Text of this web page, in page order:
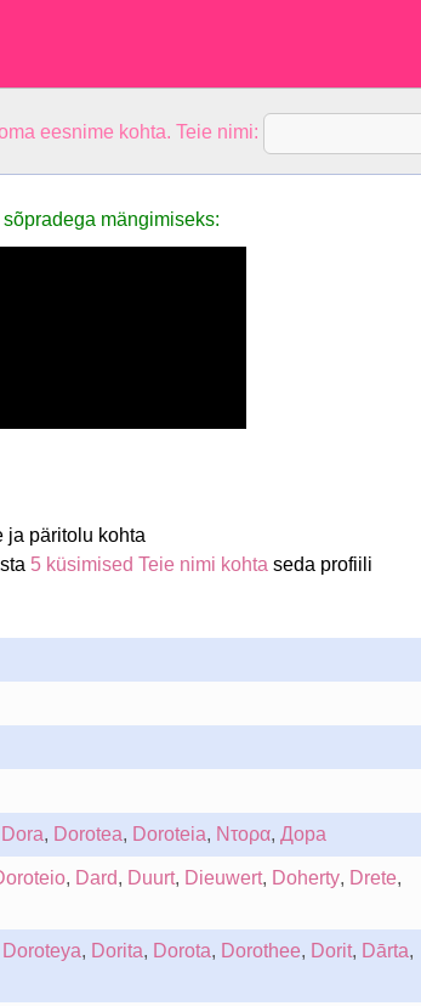
eesnime kohta. Teie nimi:
mängimiseks:
ja päritolu kohta
5 küsimised Teie nimi kohta seda profiili
Dora, Dorotea, Doroteia, Ντορα, Дора
, Dard, Duurt, Dieuwert, Doherty, Drete,
Doroteya, Dorita, Dorota, Dorothee, Dorit, Dārta,